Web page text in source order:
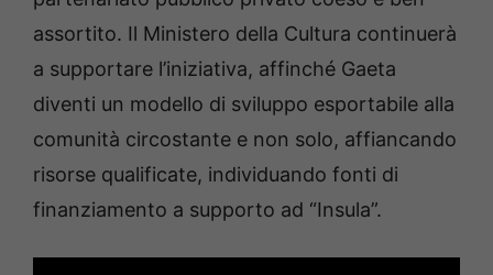
assortito. Il Ministero della Cultura continuerà
a supportare l’iniziativa, affinché Gaeta
diventi un modello di sviluppo esportabile alla
comunità circostante e non solo, affiancando
risorse qualificate, individuando fonti di
finanziamento a supporto ad “Insula”.